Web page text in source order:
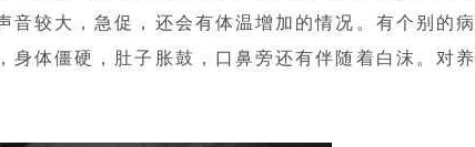
音较大，急促，还会有体温增加的情况。有个别的病
身体僵硬，肚子胀鼓，口鼻旁还有伴随着白沫。对养